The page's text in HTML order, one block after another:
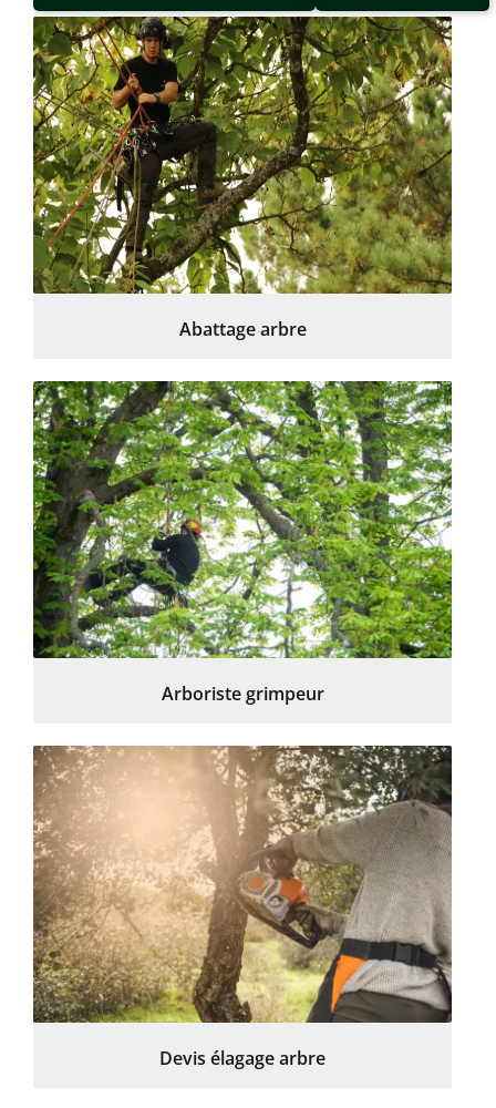
Abattage arbre
Arboriste grimpeur
Devis élagage arbre